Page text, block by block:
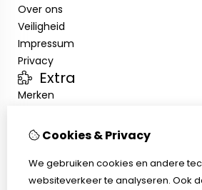
Over ons
Veiligheid
Impressum
Privacy
Extra
Merken
Klantenservice
Sitemap
Afhalen
Cookies & Privacy
We gebruiken cookies en andere
websiteverkeer te analyseren. Ook